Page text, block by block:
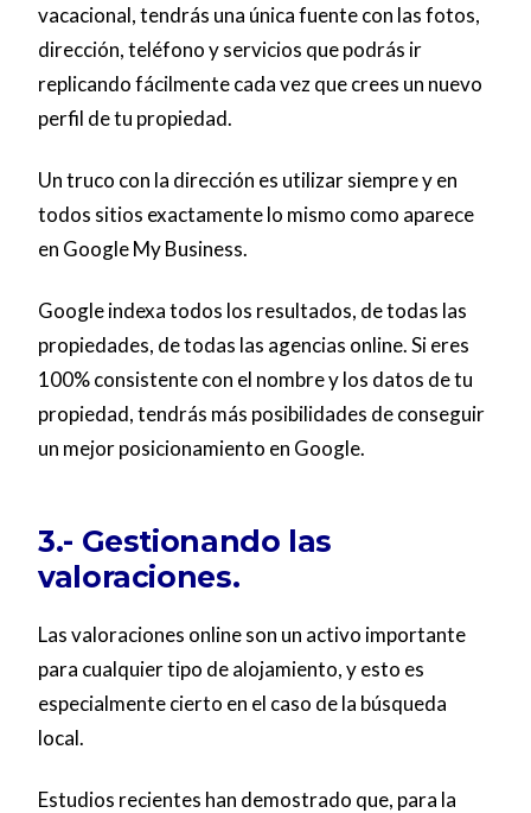
vacacional, tendrás una única fuente con las fotos,
dirección, teléfono y servicios que podrás ir
replicando fácilmente cada vez que crees un nuevo
perfil de tu propiedad.
Un truco con la dirección es utilizar siempre y en
todos sitios exactamente lo mismo como aparece
en Google My Business.
Google indexa todos los resultados, de todas las
propiedades, de todas las agencias online. Si eres
100% consistente con el nombre y los datos de tu
propiedad, tendrás más posibilidades de conseguir
un mejor posicionamiento en Google.
3.- Gestionando las
valoraciones.
Las valoraciones online son un activo importante
para cualquier tipo de alojamiento, y esto es
especialmente cierto en el caso de la búsqueda
local.
Estudios recientes han demostrado que, para la